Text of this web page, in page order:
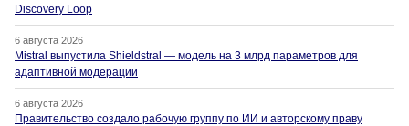
Discovery Loop
6 августа 2026
Mistral выпустила Shieldstral — модель на 3 млрд параметров для
адаптивной модерации
6 августа 2026
Правительство создало рабочую группу по ИИ и авторскому праву